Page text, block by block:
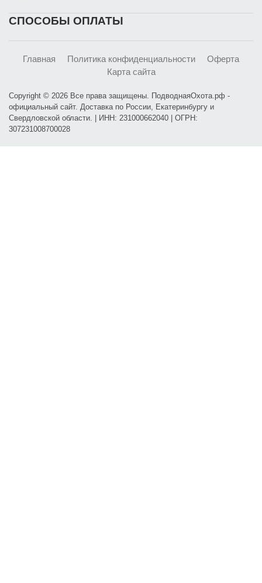
СПОСОБЫ ОПЛАТЫ
Главная Политика конфиденциальности
Оферта
Карта сайта
Copyright © 2026 Все права защищены. ПодводнаяОхота.рф -
официальный сайт. Доставка по России, Екатеринбургу и
Свердловской области. | ИНН: 231000662040 | ОГРН:
307231008700028